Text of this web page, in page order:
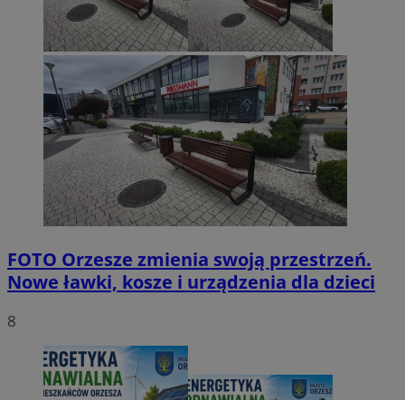
FOTO Orzesze zmienia swoją przestrzeń.
Nowe ławki, kosze i urządzenia dla dzieci
8